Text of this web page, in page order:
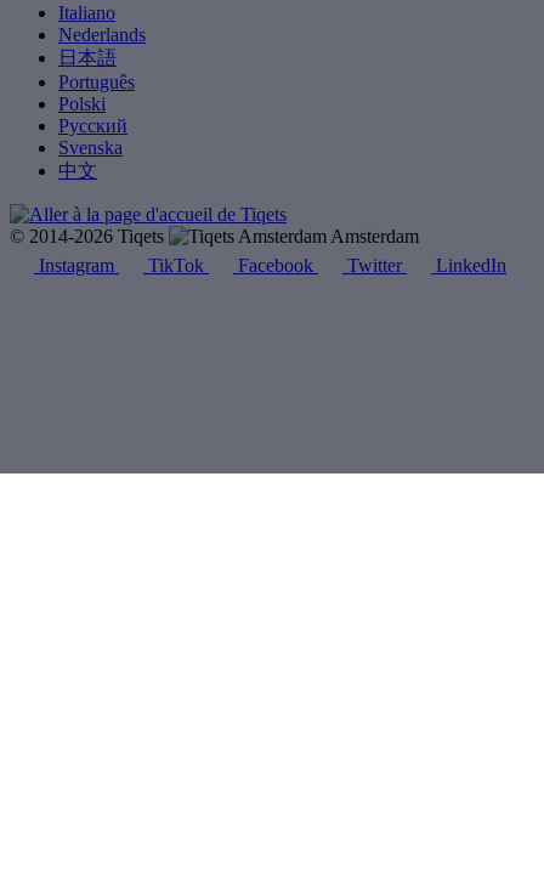
Italiano
Nederlands
日本語
Português
Polski
Русский
Svenska
中文
© 2014-2026 Tiqets
Amsterdam
Instagram
TikTok Facebook Twitter LinkedIn